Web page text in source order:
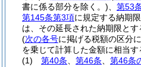
書に係る部分を除く。)
第53
第145条第3項に規定する納期
は、その延長された納期限とす
(次の各号に掲げる税額の区分に
を乗じて計算した金額に相当
(1)
第40条 第46条 第46条